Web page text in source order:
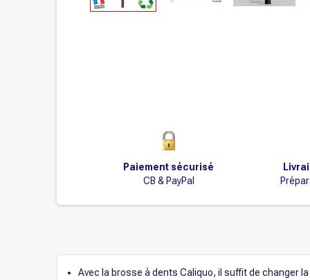
Paiement sécurisé
CB & PayPal
Avec la brosse à dents Caliquo, il suffit de changer